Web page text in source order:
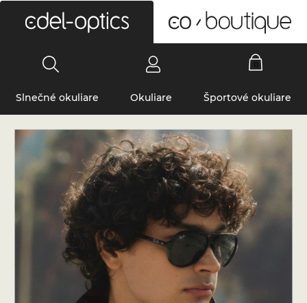
Slnečné okuliare Okuliare Športové okuliare